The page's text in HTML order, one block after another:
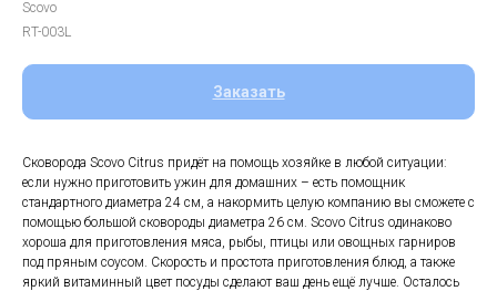
Scovo
RT-003L
Заказать
Сковорода Scovo Citrus придёт на помощь хозяйке в любой ситуации:
если нужно приготовить ужин для домашних – есть помощник
стандартного диаметра 24 см, а накормить целую компанию вы сможете с
помощью большой сковороды диаметра 26 см. Scovo Citrus одинаково
хороша для приготовления мяса, рыбы, птицы или овощных гарниров
под пряным соусом. Скорость и простота приготовления блюд, а также
яркий витаминный цвет посуды сделают ваш день ещё лучше. Осталось